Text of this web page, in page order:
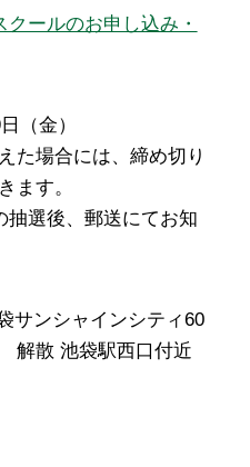
ールのお申し込み・
（金）
た場合には、締め切り
ます。
抽選後、郵送にてお知
サンシャインシティ60
解散 池袋駅西口付近